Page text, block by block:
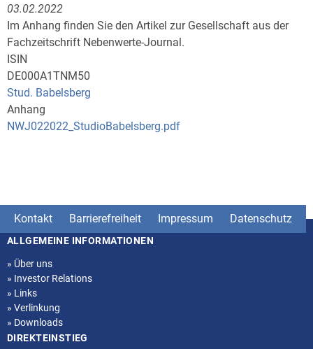
03.02.2022
Im Anhang finden Sie den Artikel zur Gesellschaft aus der
Fachzeitschrift Nebenwerte-Journal.
ISIN
DE000A1TNM50
Stud. Babelsberg
Anhang
NWJ022022_StudioBabelsberg.pdf
Kontakt Barrierefreiheit Impressum Datenschutz
Seitenstruktur
ALLGEMEINE INFORMATIONEN
» Über uns
» Investor Relations
» Links
» Verlinkung
» Downloads
DIREKTEINSTIEG